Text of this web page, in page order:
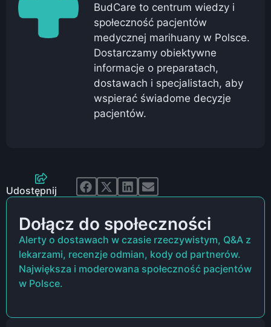
BudCare to centrum wiedzy i
społeczność pacjentów
medycznej marihuany w Polsce.
Dostarczamy obiektywne
informacje o preparatach,
dostawach i specjalistach, aby
wspierać świadome decyzje
pacjentów.
Udostępnij
Dołącz do społeczności
Alerty o dostawach w czasie rzeczywistym, Q&A z
lekarzami, recenzje odmian, kody od partnerów.
Największa i moderowana społeczność pacjentów
w Polsce.